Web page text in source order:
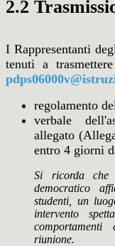
2.2
I Rappresentanti
tenuti a
regolamento
verbale
allegato
entro 4 giorni
Si ricorda che
democratico
studenti, un
intervento
riunione.